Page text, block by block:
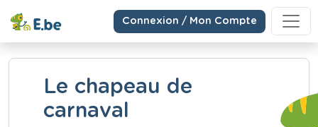
Connexion / Mon Compte
Le chapeau de
carnaval